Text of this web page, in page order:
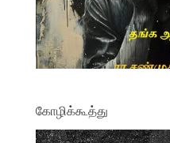
கோழிக்கூத்து